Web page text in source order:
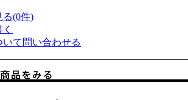
る(0件)
いて問い合わせる